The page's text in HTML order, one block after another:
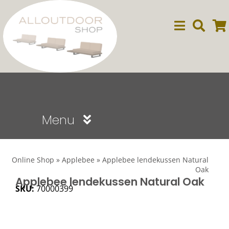
naar
inhoud
Menu
Dining
Online Shop » Applebee » Applebee lendekussen Natural
Oak
Applebee lendekussen Natural Oak
SKU:70000399